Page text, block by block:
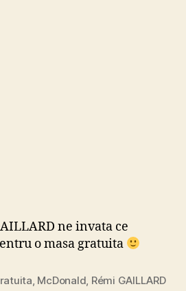
ne invata ce
o masa gratuita
, McDonald, Rémi GAILLARD